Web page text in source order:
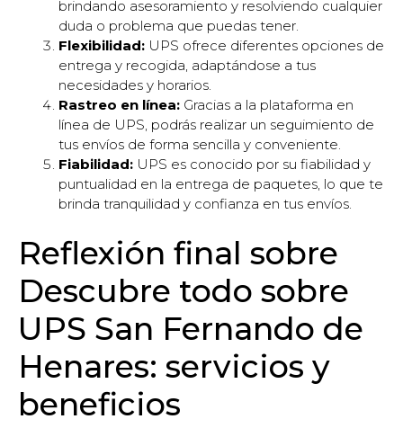
brindando asesoramiento y resolviendo cualquier
duda o problema que puedas tener.
Flexibilidad: UPS ofrece diferentes opciones de
entrega y recogida, adaptándose a tus
necesidades y horarios.
Rastreo en línea: Gracias a la plataforma en
línea de UPS, podrás realizar un seguimiento de
tus envíos de forma sencilla y conveniente.
Fiabilidad: UPS es conocido por su fiabilidad y
puntualidad en la entrega de paquetes, lo que te
brinda tranquilidad y confianza en tus envíos.
Reflexión final sobre
Descubre todo sobre
UPS San Fernando de
Henares: servicios y
beneficios